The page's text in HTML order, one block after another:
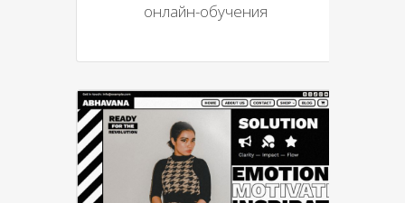
онлайн-обучения